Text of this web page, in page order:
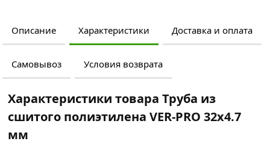
Описание Характеристики Доставка и оплата
Самовывоз Условия возврата
Характеристики товара Труба из
сшитого полиэтилена VER-PRO 32х4.7
мм